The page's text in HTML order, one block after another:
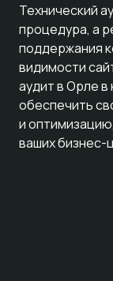
Технический
процедура, а
поддержания
видимости
аудит в Орле
обеспечить
и
ваших